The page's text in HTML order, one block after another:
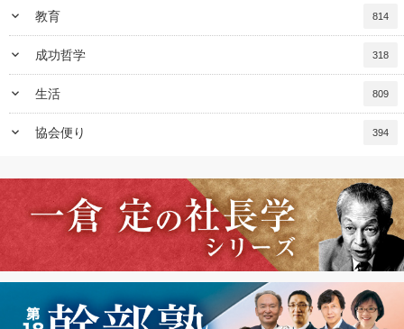
keyboard_arrow_down 教育 814
keyboard_arrow_down 成功哲学 318
keyboard_arrow_down 生活 809
keyboard_arrow_down 協会便り 394